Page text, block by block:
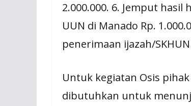
2.000.000. 6. Jemput hasil
UUN di Manado Rp.
penerimaan ijazah/SKHUN
Untuk kegiatan Osis
dibutuhkan untuk